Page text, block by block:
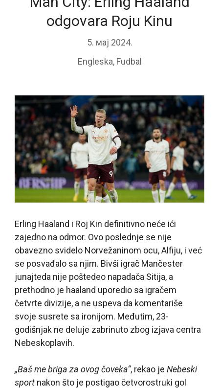
odgovara Roju Kinu
5. мај 2024.
Engleska, Fudbal
Erling Haaland i Roj Kin definitivno neće ići
zajedno na odmor. Ovo poslednje se nije
obavezno svidelo Norvežaninom ocu, Alfiju, i već
se posvađalo sa njim. Bivši igrač Mančester
junajteda nije poštedeo napadača Sitija, a
prethodno je haaland uporedio sa igračem
četvrte divizije, a ne uspeva da komentariše
svoje susrete sa ironijom. Međutim, 23-
godišnjak ne deluje zabrinuto zbog izjava centra
Nebeskoplavih.
„Baš me briga za ovog čoveka“, rekao je Nebeski
sport nakon što je postigao četvorostruki gol